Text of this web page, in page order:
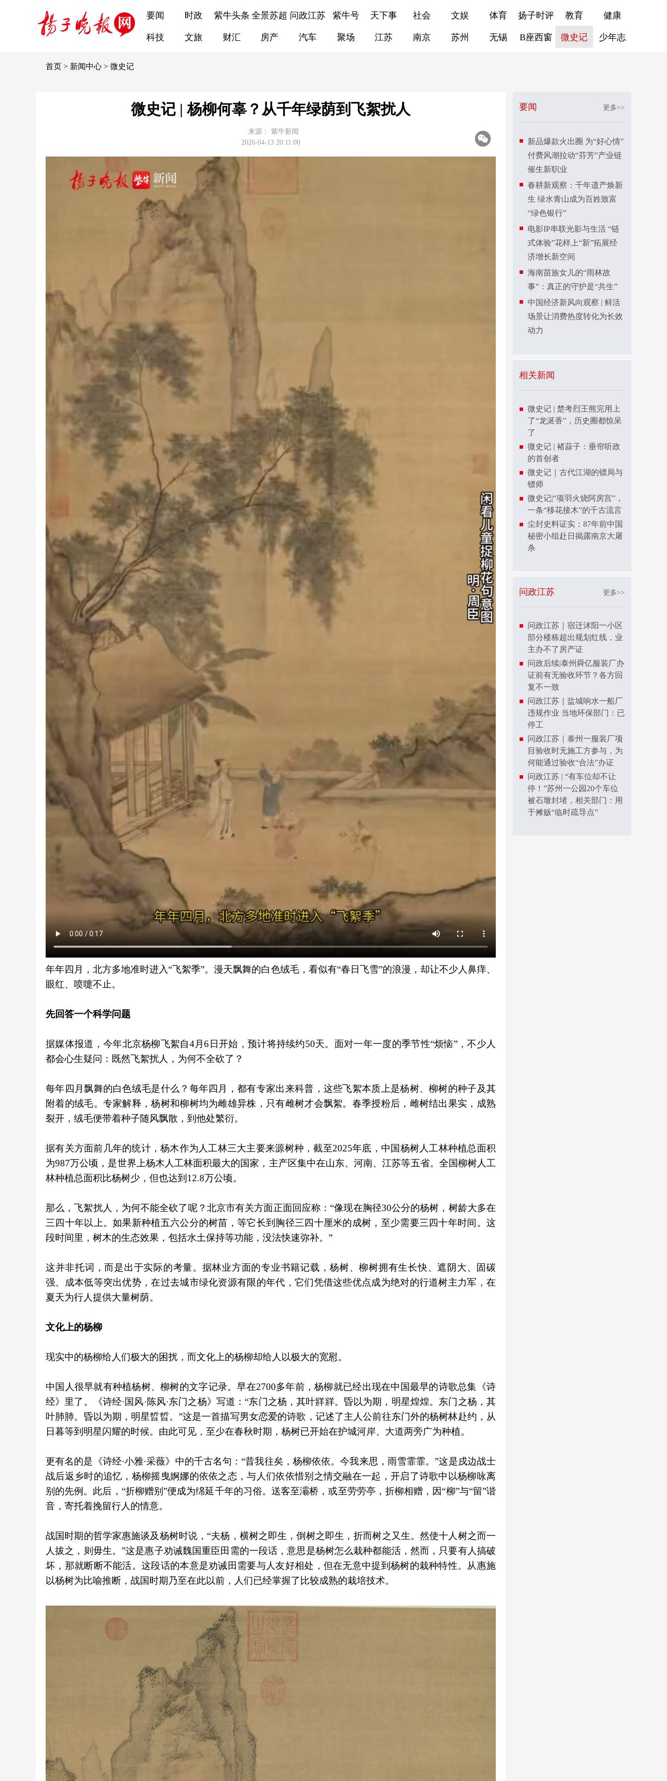
要闻 时政 紫牛头条 全景苏超 问政江苏 紫牛号 天下事 社会 文娱 体育 扬子时评 教育 健康
科技 文旅 财汇 房产 汽车 聚场 江苏 南京 苏州 无锡 B座西窗 微史记 少年志
首页 > 新闻中心 > 微史记
微史记 | 杨柳何辜？从千年绿荫到飞絮扰人
来源：
紫牛新闻
2026-04-13 20:11:00
年年四月，北方多地准时进入“飞絮季”。漫天飘舞的白色绒毛，看似有“春日飞雪”的浪漫，却让不少人鼻痒、
眼红、喷嚏不止。
先回答一个科学问题
据媒体报道，今年北京杨柳飞絮自4月6日开始，预计将持续约50天。面对一年一度的季节性“烦恼”，不少人
都会心生疑问：既然飞絮扰人，为何不全砍了？
每年四月飘舞的白色绒毛是什么？每年四月，都有专家出来科普，这些飞絮本质上是杨树、柳树的种子及其
附着的绒毛。专家解释，杨树和柳树均为雌雄异株，只有雌树才会飘絮。春季授粉后，雌树结出果实，成熟
裂开，绒毛便带着种子随风飘散，到他处繁衍。
据有关方面前几年的统计，杨木作为人工林三大主要来源树种，截至‌2025年底‌，中国杨树人工林种植总面积
为‌987万公顷‌，是世界上杨木人工林面积最大的国家，主产区集中‌在山东、河南、江苏等五省。全国柳树人工
林种植总面积比杨树少，但也达到12.8万公顷。
那么，飞絮扰人，为何不能全砍了呢？北京市有关方面正面回应称：“像现在胸径30公分的杨树，树龄大多在
三四十年以上。如果新种植五六公分的树苗，等它长到胸径三四十厘米的成树，至少需要三四十年时间。这
段时间里，树木的生态效果，包括水土保持等功能，没法快速弥补。”
这并非托词，而是出于实际的考量。据林业方面的专业书籍记载，杨树、柳树拥有生长快、遮阴大、固碳
强、成本低等突出优势，在过去城市绿化资源有限的年代，它们凭借这些优点成为绝对的行道树主力军，在
夏天为行人提供大量树荫。
文化上的杨柳
现实中的杨柳给人们极大的困扰，而文化上的杨柳却给人以极大的宽慰。
中国人很早就有种植杨树、柳树的文字记录。早在2700多年前，杨柳就已经出现在中国最早的诗歌总集《诗
经》里了。《诗经·国风·陈风·东门之杨》写道：“东门之杨，其叶牂牂。昏以为期，明星煌煌。东门之杨，其
叶肺肺。昏以为期，明星晢晢。”这是一首描写男女恋爱的诗歌，记述了主人公前往东门外的杨树林赴约，从
日暮等到明星闪耀的时候。由此可见，至少在春秋时期，杨树已开始在护城河岸、大道两旁广为种植。
更有名的是《诗经·小雅·采薇》中的千古名句：“昔我往矣，杨柳依依。今我来思，雨雪霏霏。”这是戍边战士
战后返乡时的追忆，杨柳摇曳婀娜的依依之态，与人们依依惜别之情交融在一起，开启了诗歌中以杨柳咏离
别的先例。此后，“折柳赠别”便成为绵延千年的习俗。送客至灞桥，或至劳劳亭，折柳相赠，因“柳”与“留”谐
音，寄托着挽留行人的情意。
战国时期的哲学家惠施谈及杨树时说，“夫杨，横树之即生，倒树之即生，折而树之又生。然使十人树之而一
人拔之，则毋生。”这是惠子劝诫魏国重臣田需的一段话，意思是杨树怎么栽种都能活，然而，只要有人搞破
坏，那就断断不能活。这段话的本意是劝诫田需要与人友好相处，但在无意中提到杨树的栽种特性。从惠施
以杨树为比喻推断，战国时期乃至在此以前，人们已经掌握了比较成熟的栽培技术。
要闻 更多>>
新品爆款火出圈 为“好心情”
付费风潮拉动“芬芳”产业链
催生新职业
春耕新观察：千年遗产焕新
生 绿水青山成为百姓致富
“绿色银行”
电影IP串联光影与生活 “链
式体验”花样上“新”拓展经
济增长新空间
海南苗族女儿的“雨林故
事”：真正的守护是“共生”
中国经济新风向观察 | 鲜活
场景让消费热度转化为长效
动力
相关新闻
微史记 | 楚考烈王熊完用上
了“龙涎香”，历史圈都惊呆
了
微史记 | 褚蒜子：垂帘听政
的首创者
微史记｜古代江湖的镖局与
镖师
微史记|“项羽火烧阿房宫”，
一条“移花接木”的千古流言
尘封史料证实：87年前中国
秘密小组赴日揭露南京大屠
杀
问政江苏 更多>>
问政江苏｜宿迁沭阳一小区
部分楼栋超出规划红线，业
主办不了房产证
问政后续|泰州舜亿服装厂办
证前有无验收环节？各方回
复不一致
问政江苏｜盐城响水一船厂
违规作业 当地环保部门：已
停工
问政江苏｜泰州一服装厂项
目验收时无施工方参与，为
何能通过验收“合法”办证
问政江苏 | “有车位却不让
停！”苏州一公园20个车位
被石墩封堵，相关部门：用
于摊贩“临时疏导点”